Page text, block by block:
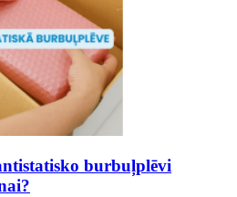
burbuļplēvi